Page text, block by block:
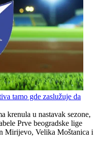
tamo gde zaslužuje da
krenula u nastavak sezone,
Prve beogradske lige
Mirijevo, Velika Moštanica i